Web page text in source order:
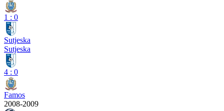
1 : 0
Sutjeska
Sutjeska
4 : 0
Famos
2008-2009